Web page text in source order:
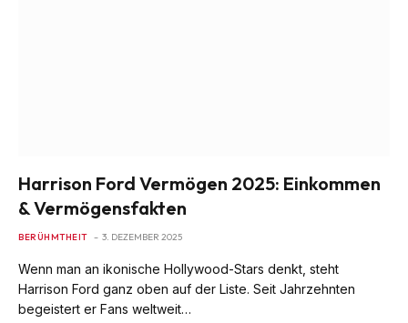
Harrison Ford Vermögen 2025: Einkommen
& Vermögensfakten
BERÜHMTHEIT 3. DEZEMBER 2025
Wenn man an ikonische Hollywood-Stars denkt, steht
Harrison Ford ganz oben auf der Liste. Seit Jahrzehnten
begeistert er Fans weltweit…